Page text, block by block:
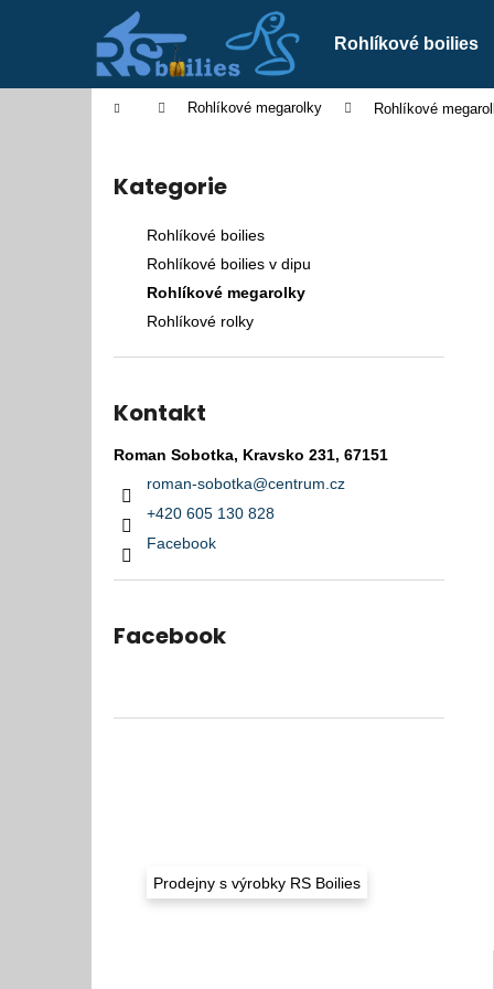
Rohlíkové boilies
Domů Rohlíkové megarolky Rohlíkové
Přeskočit
kategorie
Kategorie
Rohlíkové boilies
Rohlíkové boilies v dipu
Rohlíkové megarolky
Rohlíkové rolky
Kontakt
Roman Sobotka, Kravsko 231, 67151
roman-sobotka@centrum.cz
+420 605 130 828
Facebook
Facebook
Prodejny s výrobky RS Boilies
í
Zpět
do
Zpět
do
ROHLÍKOVÉ BOILIES V DIPU
95 Kč
Původně: